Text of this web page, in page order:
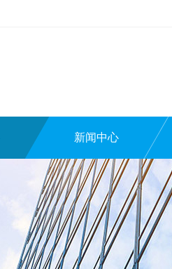
新闻中心